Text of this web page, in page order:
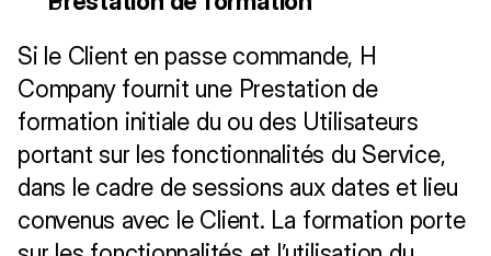
Si le Client en passe commande, H
Company fournit une Prestation de
formation initiale du ou des Utilisateurs
portant sur les fonctionnalités du Service,
dans le cadre de sessions aux dates et lieu
convenus avec le Client. La formation porte